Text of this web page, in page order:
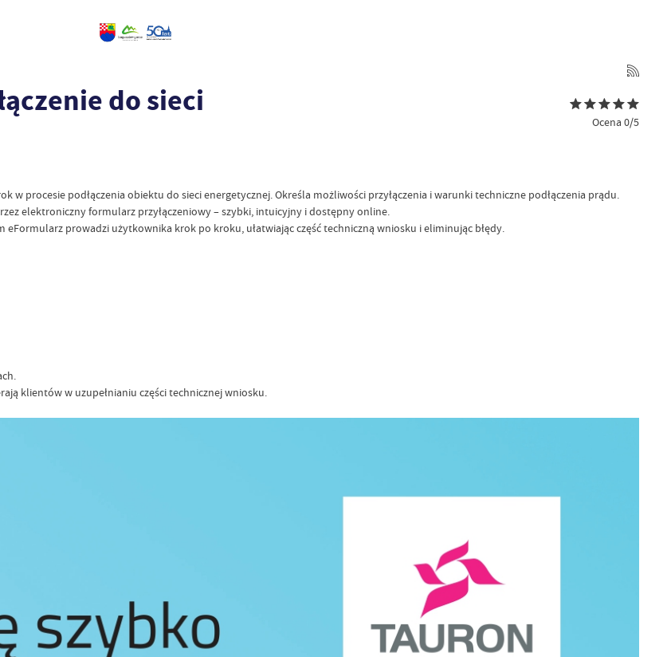
do sieci
Ocena 0/5
w procesie podłączenia obiektu do sieci energetycznej. Określa możliwości przyłączenia i warunki techniczne podłączenia prądu.
elektroniczny formularz przyłączeniowy – szybki, intuicyjny i dostępny online.
prowadzi użytkownika krok po kroku, ułatwiając część techniczną wniosku i eliminując błędy.
klientów w uzupełnianiu części technicznej wniosku.